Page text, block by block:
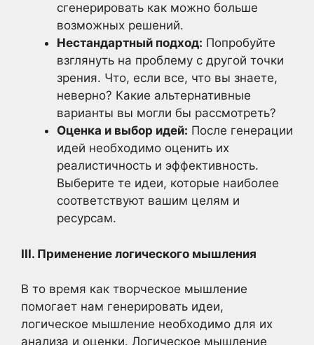
сгенерировать как можно больше
возможных решений.
Нестандартный подход: Попробуйте
взглянуть на проблему с другой точки
зрения. Что, если все, что вы знаете,
неверно? Какие альтернативные
варианты вы могли бы рассмотреть?
Оценка и выбор идей: После генерации
идей необходимо оценить их
реалистичность и эффективность.
Выберите те идеи, которые наиболее
соответствуют вашим целям и
ресурсам.
III. Применение логического мышления
В то время как творческое мышление
помогает нам генерировать идеи,
логическое мышление необходимо для их
анализа и оценки. Логическое мышление